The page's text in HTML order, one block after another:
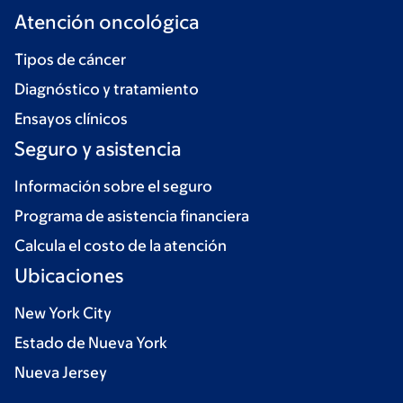
Atención oncológica
Tipos de cáncer
Diagnóstico y tratamiento
Ensayos clínicos
Seguro y asistencia
Información sobre el seguro
Programa de asistencia financiera
Calcula el costo de la atención
Ubicaciones
New York City
Estado de Nueva York
Nueva Jersey